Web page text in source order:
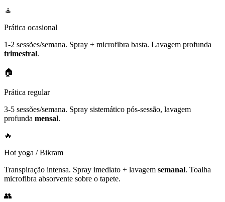
🧘
Prática ocasional
1-2 sessões/semana. Spray + microfibra basta. Lavagem profunda
trimestral.
🏠
Prática regular
3-5 sessões/semana. Spray sistemático pós-sessão, lavagem
profunda mensal.
🔥
Hot yoga / Bikram
Transpiração intensa. Spray imediato + lavagem semanal. Toalha
microfibra absorvente sobre o tapete.
👥